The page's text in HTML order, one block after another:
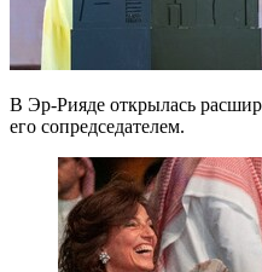
В Эр-Рияде открылась
его сопредседателем.